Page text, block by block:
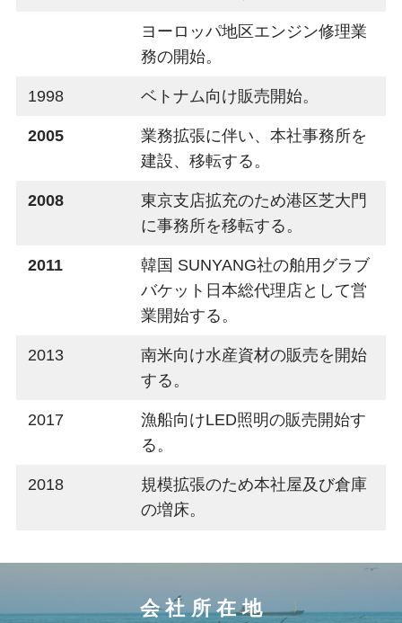
ヨーロッパ地区エンジン修理業
務の開始。
1998 ベトナム向け販売開始。
2005
業務拡張に伴い、本社事務所を
建設、移転する。
2008
東京支店拡充のため港区芝大門
に事務所を移転する。
2011
韓国 SUNYANG社の舶用グラブ
バケット日本総代理店として営
業開始する。
2013
南米向け水産資材の販売を開始
する。
2017
漁船向けLED照明の販売開始す
る。
2018
規模拡張のため本社屋及び倉庫
の増床。
会 社 所 在 地